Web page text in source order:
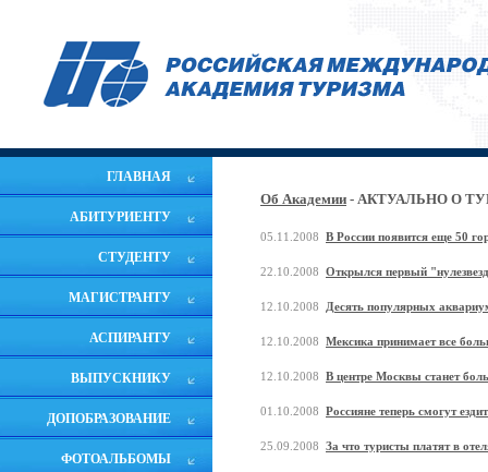
ГЛАВНАЯ
АБИТУРИЕНТУ
СТУДЕНТУ
МАГИСТРАНТУ
АСПИРАНТУ
ВЫПУСКНИКУ
ДОПОБРАЗОВАНИЕ
ФОТОАЛЬБОМЫ
Об Академии - АКТУАЛЬНО О
05.11.2008 В России появится еще 50
22.10.2008 Открылся первый
12.10.2008 Десять популярных
12.10.2008 Мексика принимает все
12.10.2008 В центре Москвы станет
01.10.2008 Россияне теперь смогут
25.09.2008 За что туристы платят в